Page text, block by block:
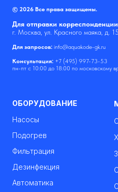
© 2026 Все права защищены.
Для отправки
г. Москва, ул. Красного маяка, д.
Для запросов: info@aquakode-gk.ru
Консультация: +7 (495) 997-73-53
пн-пт с 10:00 до 18:00 по московскому
ОБОРУДОВАНИЕ
Насосы
Подогрев
Фильтрация
Дезинфекция
Автоматика